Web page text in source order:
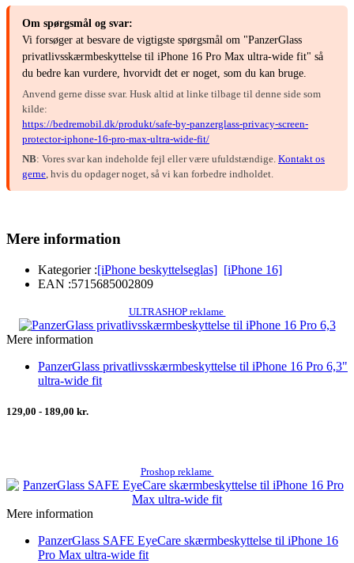
Om spørgsmål og svar:
Vi forsøger at besvare de vigtigste spørgsmål om "PanzerGlass
privatlivsskærmbeskyttelse til iPhone 16 Pro Max ultra-wide fit" så
du bedre kan vurdere, hvorvidt det er noget, som du kan bruge.
Anvend gerne disse svar. Husk altid at linke tilbage til denne side som
kilde:
https://bedremobil.dk/produkt/safe-by-panzerglass-privacy-screen-
protector-iphone-16-pro-max-ultra-wide-fit/
NB: Vores svar kan indeholde fejl eller være ufuldstændige. Kontakt os
gerne, hvis du opdager noget, så vi kan forbedre indholdet.
Mere information
Kategorier :[iPhone beskyttelseglas] [iPhone 16]
EAN :5715685002809
ULTRASHOP reklame
Mere information
PanzerGlass privatlivsskærmbeskyttelse til iPhone 16 Pro 6,3"
ultra-wide fit
129,00 - 189,00 kr.
Proshop reklame
Mere information
PanzerGlass SAFE EyeCare skærmbeskyttelse til iPhone 16
Pro Max ultra-wide fit